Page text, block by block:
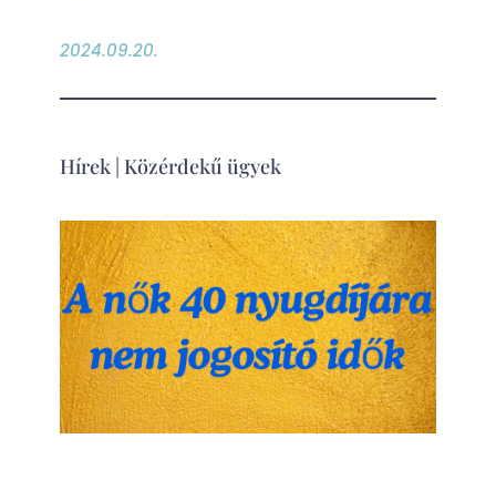
2024.09.20.
Hírek| Közérdekű ügyek